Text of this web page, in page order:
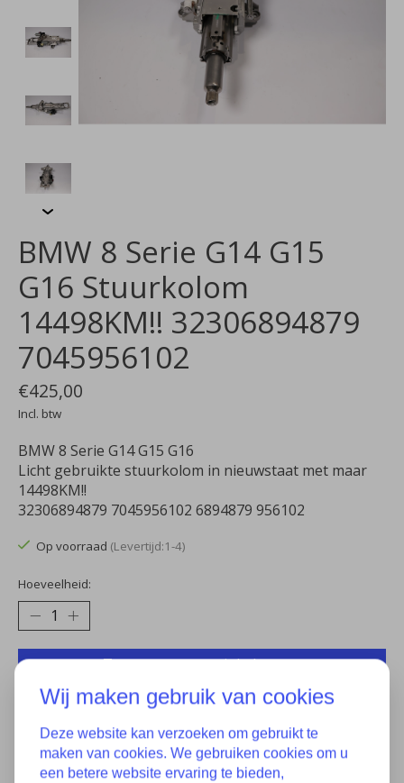
BMW 8 Serie G14 G15
G16 Stuurkolom
14498KM!! 32306894879
7045956102
€425,00
Incl. btw
BMW 8 Serie G14 G15 G16
Licht gebruikte stuurkolom in nieuwstaat met maar
14498KM!!
32306894879 7045956102 6894879 956102
Op voorraad (Levertijd:1-4)
Hoeveelheid:
Toevoegen aan winkelwagen
Aan verlanglijst toevoegen
Plaats bestelling
Toevoegen om te vergelijken
Wij maken gebruik van cookies
Deze website kan verzoeken om gebruikt te
maken van cookies. We gebruiken cookies om u
een betere website ervaring te bieden,